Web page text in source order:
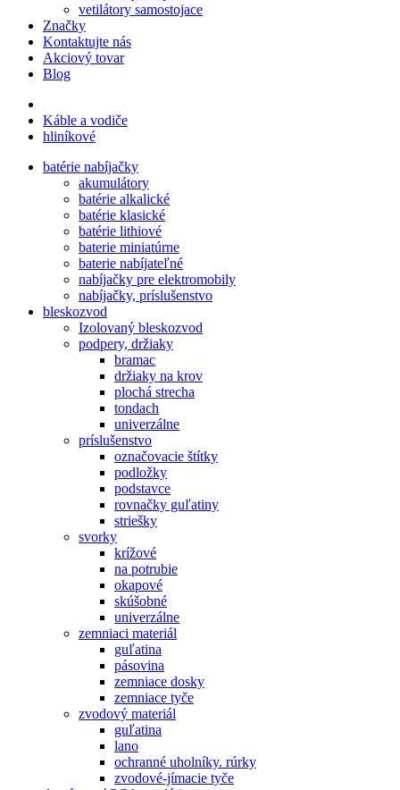
vetilátory samostojace
Značky
Kontaktujte nás
Akciový tovar
Blog
Káble a vodiče
hliníkové
batérie nabíjačky
akumulátory
batérie alkalické
batérie klasické
batérie lithiové
baterie miniatúrne
baterie nabíjateľné
nabíjačky pre elektromobily
nabíjačky, príslušenstvo
bleskozvod
Izolovaný bleskozvod
podpery, držiaky
bramac
držiaky na krov
plochá strecha
tondach
univerzálne
príslušenstvo
označovacie štítky
podložky
podstavce
rovnačky guľatiny
striešky
svorky
krížové
na potrubie
okapové
skúšobné
univerzálne
zemniaci materiál
guľatina
pásovina
zemniace dosky
zemniace tyče
zvodový materiál
guľatina
lano
ochranné uholníky. rúrky
zvodové-jímacie tyče